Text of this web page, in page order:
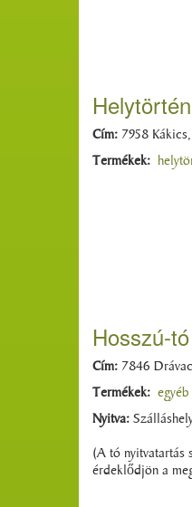
Cím: 7958
Termékek:
Hosszú-
Cím: 7846
Termékek:
Nyitva:
(A tó nyitvatartás
érdeklődjön a